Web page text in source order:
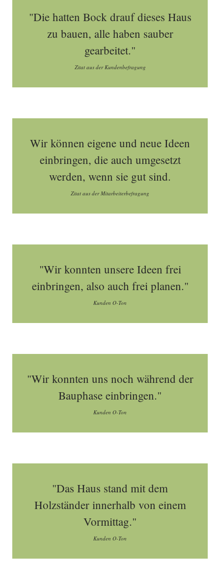
"Die hatten Bock drauf dieses Haus
zu bauen, alle haben sauber
gearbeitet."
Zitat aus der Kundenbefragung
Wir können eigene und neue Ideen
einbringen, die auch umgesetzt
werden, wenn sie gut sind.
Zitat aus der Mitarbeiterbefragung
"Wir konnten unsere Ideen frei
einbringen, also auch frei planen."
Kunden O-Ton
"Wir konnten uns noch während der
Bauphase einbringen."
Kunden O-Ton
"Das Haus stand mit dem
Holzständer innerhalb von einem
Vormittag."
Kunden O-Ton